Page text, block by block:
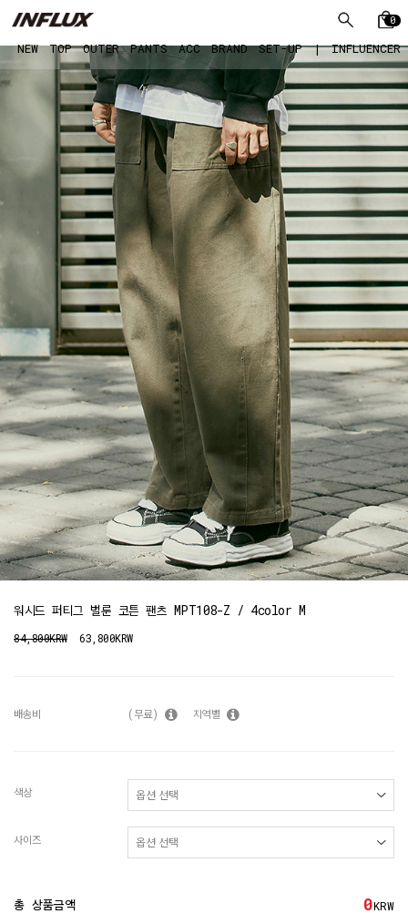
0
NEW TOP OUTER PANTS ACC BRAND SET-UP | INFLUENCER
워시드 퍼티그 벌룬 코튼 팬츠 MPT108-Z / 4color M
84,800KRW 63,800KRW
배송비 (무료) 지역별
색상
사이즈
총 상품금액 0KRW